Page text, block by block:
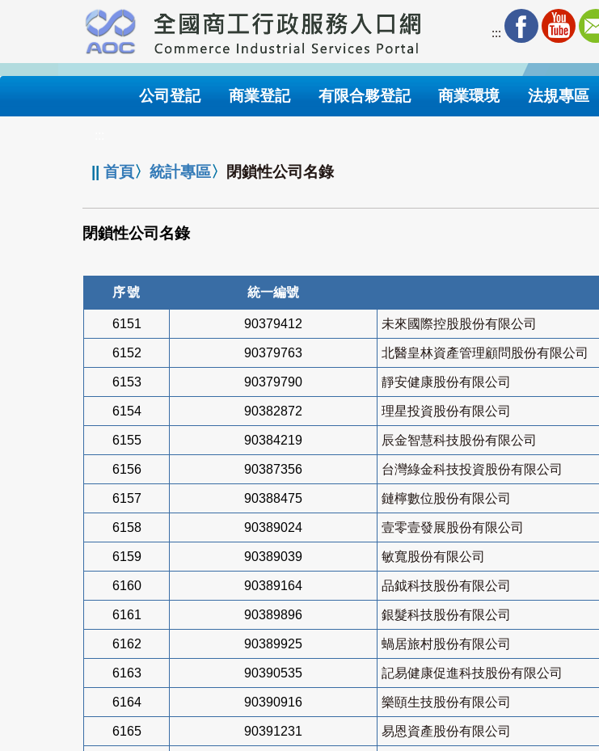
要
內
:::
公司登記 商業登記 有限合夥登記 商業環境 法規專區
||首頁〉統計專區〉 閉鎖性公司名錄
閉鎖性公司名錄
序號 統一編號
6151 90379412 未來國際控股股份有限公司
6152 90379763 北醫皇林資產管理顧問股份有限公司
6153 90379790 靜安健康股份有限公司
6154 90382872 理星投資股份有限公司
6155 90384219 辰金智慧科技股份有限公司
6156 90387356 台灣綠金科技投資股份有限公司
6157 90388475 鏈檸數位股份有限公司
6158 90389024 壹零壹發展股份有限公司
6159 90389039 敏寬股份有限公司
6160 90389164 品鉞科技股份有限公司
6161 90389896 銀髮科技股份有限公司
6162 90389925 蝸居旅村股份有限公司
6163 90390535 記易健康促進科技股份有限公司
6164 90390916 樂頤生技股份有限公司
6165 90391231 易恩資產股份有限公司